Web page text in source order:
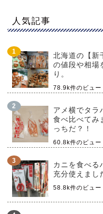
人気記事
北海道の【新
の値段や相場
り。
78.9k件のビュー
アメ横でタラ
食べ比べてみ
っちだ？！
60.8k件のビュー
カニを食べる
充分使えまし
58.8k件のビュー